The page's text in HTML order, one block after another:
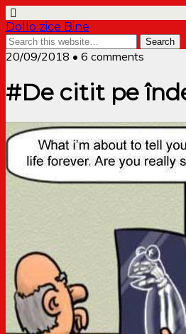
Dollo zice Bine
20/09/2018 • 6 comments
#De citit pe